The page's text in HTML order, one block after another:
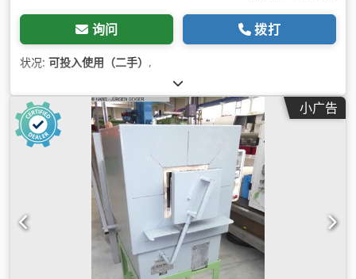
询问 拨打
状况: 可投入使用（二手） ,
小广告